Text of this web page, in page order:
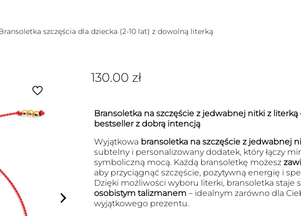
szczęścia dla dziecka (2-10 lat) z dowolną literką
130.00 zł
Bransoletka na szczęście z jedwabnej nitki z literką
bestseller z dobrą intencją
Wyjątkowa bransoletka na szczęście z jedwabnej
subtelny i personalizowany dodatek, który łączy
symboliczną mocą. Każdą bransoletkę możesz
aby przyciągnąć szczęście, pozytywną energię i
Dzięki możliwości wyboru literki, bransoletka staje
osobistym talizmanem – idealnym zarówno dla
wyjątkowego prezentu.